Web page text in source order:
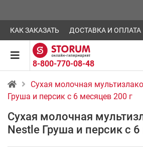
КАК ЗАКАЗАТЬ ДОСТАВКА И ОПЛАТА
8-800-770-08-48
Сухая молочная
Груша и персик с 6 месяцев 200 г
Сухая молочная
Nestle Груша и персик с